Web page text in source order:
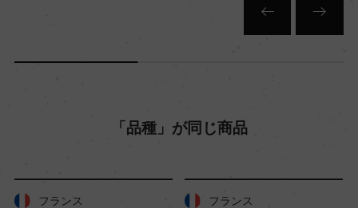
「品種」が同じ商品
フランス フランス